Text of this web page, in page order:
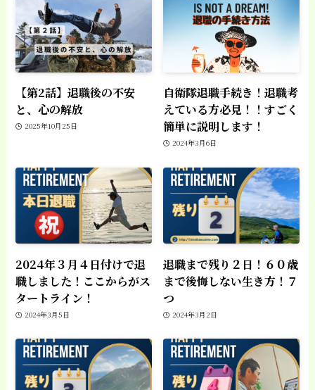
【第2話】退職後の不安
と、心の解放
2025年10月25日
自衛隊退職手続き！退職考
えている方必見！！すごく
簡単に説明します！
2024年3月6日
2024年３月４日付けで退
職しました！ここからがス
タートライン！
2024年3月5日
退職まで残り２日！６０歳
まで後悔しない生き方！７
つ
2024年3月2日